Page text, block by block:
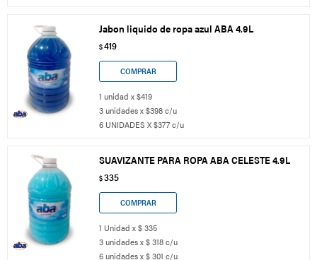
Jabon liquido de ropa azul ABA 4.9L
$419
1 unidad x $419
3 unidades x $398 c/u
6 UNIDADES X $377 c/u
SUAVIZANTE PARA ROPA ABA CELESTE 4.9L
$335
1 Unidad x $ 335
3 unidades x $ 318 c/u
6 unidades x $ 301 c/u